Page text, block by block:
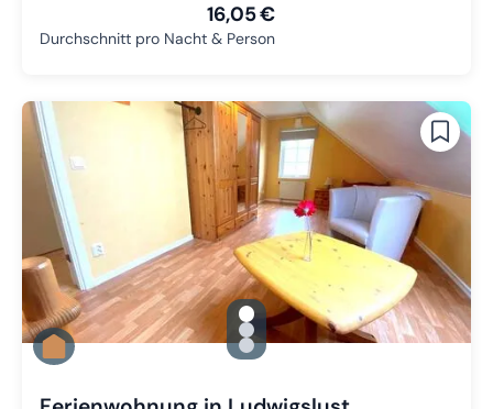
16,05 €
Durchschnitt pro Nacht & Person
gallery.slide_selector
Zu Slide 1 wechseln
Zu Slide 2 wechseln
Zu Slide 3 wechseln